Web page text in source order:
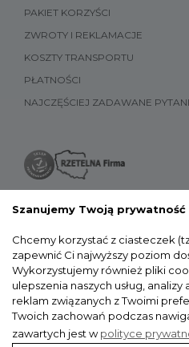
PAKIET KORZYŚCI
ZWROTY I REKLAMACJE
KOSZTY TRANSPORTU
PŁATNOŚCI
NAJCZĘŚCIEJ ZADAWANE
Szanujemy Twoją prywatność
Chcemy korzystać z ciasteczek
zapewnić Ci najwyższy poziom
Wykorzystujemy również pliki
ulepszenia naszych usług,
reklam związanych z Twoimi
Twoich zachowań podczas
zawartych jest wpolityce